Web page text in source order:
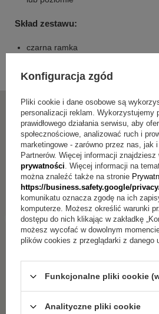
Skład zestawu:
czarna ramka
projektu przez siebie
Konfiguracja zgód
Pliki cookie i dane osobowe są
personalizacji reklam. Wykorzystujemy
prawidłowego działania serwisu, aby
społecznościowe, analizować ruch i
marketingowe - zarówno przez nas, jak
Partnerów. Więcej informacji znajdziesz
prywatności. Więcej informacji na
można znaleźć także na stronie
https://business.safety.google/
komunikatu oznacza zgodę na ich
komputerze. Możesz określić warunki
dostępu do nich klikając w zakładkę
możesz wycofać w dowolnym
plików cookies z przeglądarki z danego
Funkcjonalne pliki cookie
Analityczne pliki cookie